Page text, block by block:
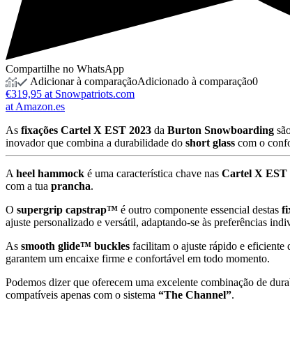
Compartilhe no WhatsApp
Adicionar à comparaçãoAdicionado à comparação0
€319,95 at Snowpatriots.com
at Amazon.es
As fixações Cartel X EST 2023 da Burton Snowboarding
inovador que combina a durabilidade do short glass com o
Aheel hammock é uma característica chave nas Cartel X EST
com a tua prancha.
O supergrip capstrap™ é outro componente essencial destas
ajuste personalizado e versátil, adaptando-se às preferências
As smooth glide™ buckles facilitam o ajuste rápido e eficiente
garantem um encaixe firme e confortável em todo momento.
Podemos dizer que oferecem uma excelente combinação de
compatíveis apenas com o sistema “The Channel”.